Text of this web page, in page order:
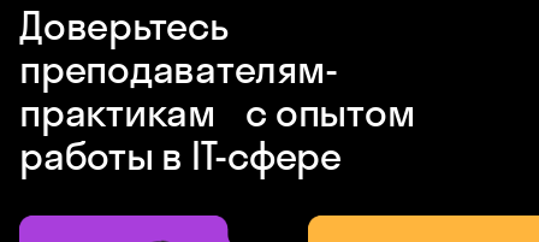
Доверьтесь
преподавателям-
практикам с опытом
работы в IT-сфере